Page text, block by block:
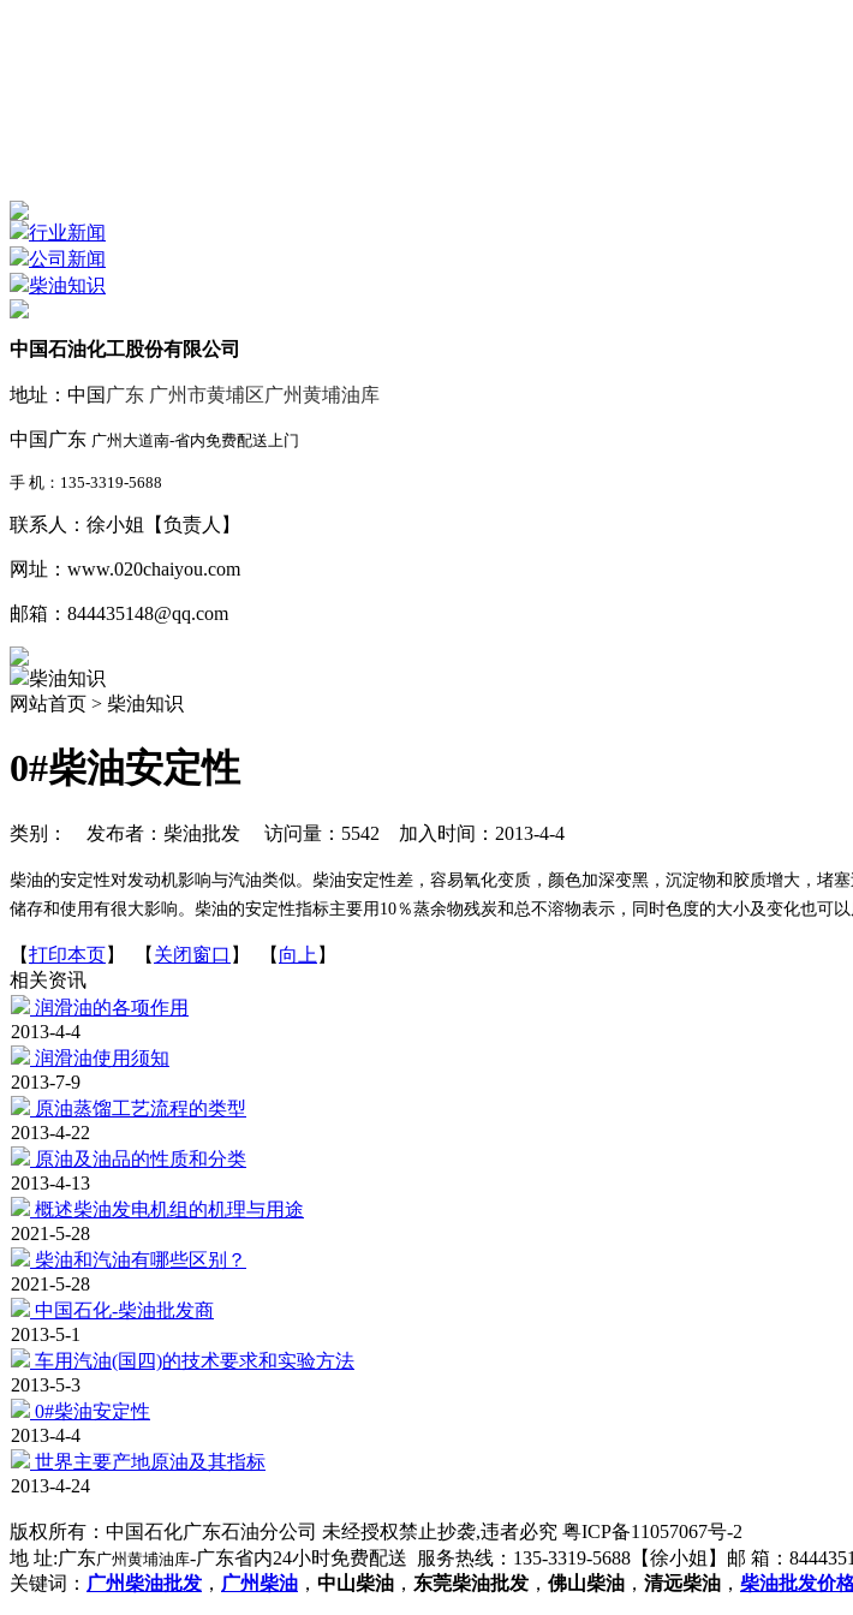
行业新闻
公司新闻
柴油知识
中国石油化工股份有限公司
地址：中国 广东 广州市黄埔区广州黄埔油库
中国广东 广州大道南-省内免费配送上门
手 机：135-3319-5688
联系人：徐小姐【负责人】
网址：www.020chaiyou.com
邮箱：844435148@qq.com
柴油知识
网站首页 > 柴油知识
0#柴油安定性
类别： 发布者：柴油批发 访问量：5542 加入时间：2013-4-4
柴油的安定性对发动机影响与汽油类似。柴油安定性差，容易氧化变质，颜色加深变黑，沉淀物和胶质增大，
储存和使用有很大影响。柴油的安定性指标主要用10％蒸余物残炭和总不溶物表示，同时色度的大小及变化也可以
【打印本页】 【 关闭窗口 】 【 向上 】
相关资讯
润滑油的各项作用
2013-4-4
润滑油使用须知
2013-7-9
原油蒸馏工艺流程的类型
2013-4-22
原油及油品的性质和分类
2013-4-13
概述柴油发电机组的机理与用途
2021-5-28
柴油和汽油有哪些区别？
2021-5-28
中国石化-柴油批发商
2013-5-1
车用汽油(国四)的技术要求和实验方法
2013-5-3
0#柴油安定性
2013-4-4
世界主要产地原油及其指标
2013-4-24
版权所有： 中国石化广东石油分公司 未经授权禁止抄袭,违者必究 粤ICP备11057067号-2
地 址:广东广州黄埔油库-广东省内24小时免费配送 服务热线：135-3319-5688【徐小姐】邮 箱：
关键词： 广州柴油批发 ， 广州柴油 ， 中山柴油 ， 东莞柴油批发 ， 佛山柴油 ， 清远柴油 ， 柴油批发价